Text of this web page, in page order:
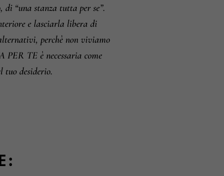
“una stanza tutta per se”.
e lasciarla libera di
perchè non viviamo
TE è necessaria come
tuo desiderio.